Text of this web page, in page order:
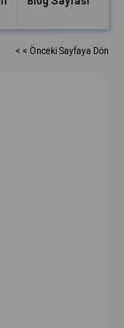
< < Önceki Sayfaya Dön